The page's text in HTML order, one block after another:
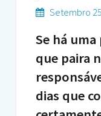
Setembro
Se há
que paira
dias que